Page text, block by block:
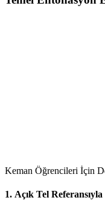
Keman Öğrencileri İçin
1. Açık Tel